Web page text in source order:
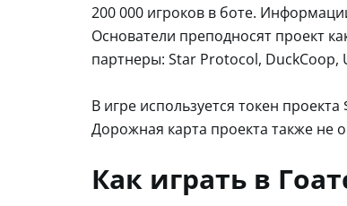
200 000 игроков в боте.
Основатели преподносят проект
партнеры: Star Protocol, DuckCoop,
В игре используется токен
Дорожная карта проекта также не
Как играть в